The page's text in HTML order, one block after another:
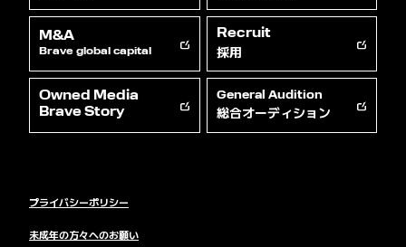
M&A
Brave global capital
Recruit
採用
Owned Media
Brave Story
General Audition
総合オーディション
プライバシーポリシー
未成年の方々へのお願い